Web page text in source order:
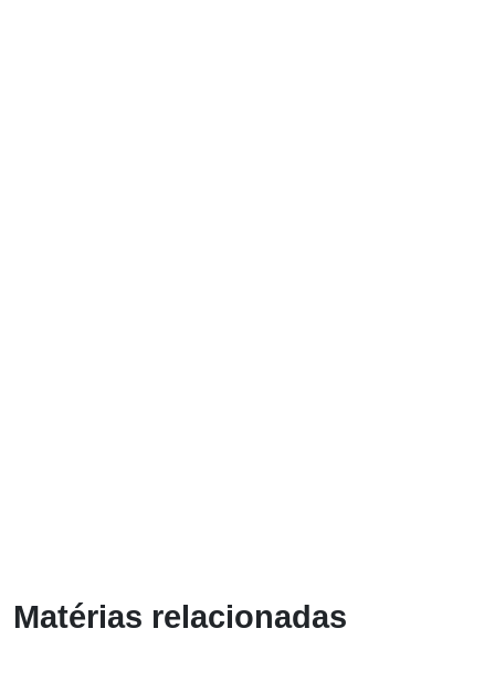
Matérias relacionadas